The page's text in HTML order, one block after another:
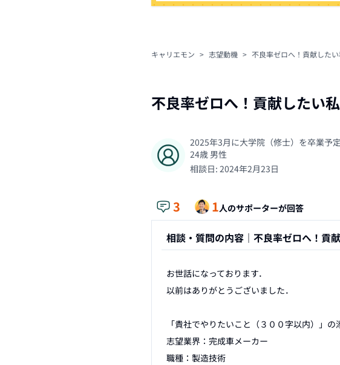
キャリエモン > 志望動機 > 不良率ゼロへ！貢献した
不良率ゼロへ！貢献したい
2025年3月に大学院（修士）を卒業予定
24歳 男性
相談日: 2024年2月23日
3 1人のサポーターが回答
相談・質問の内容｜ 不良率ゼロへ！貢
お世話になっております．
以前はありがとうございました．
「貴社でやりたいこと（３００字以内）」の
志望業界：完成車メーカー
職種：製造技術